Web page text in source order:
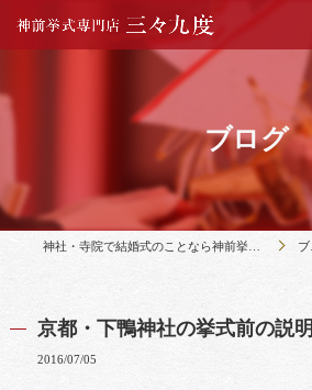
ブログ
神社・寺院で結婚式のことなら神前挙式専門店三々九度 ブログ
京都・下鴨神社の挙式前の説明
2016/07/05